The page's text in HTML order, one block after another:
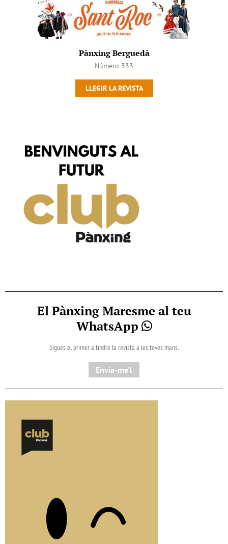
Pànxing Berguedà
Número 333
LLEGIR LA REVISTA
El Pànxing Maresme al teu
WhatsApp
Sigues el primer a tindre la revista a les teves mans.
Envia-me'l